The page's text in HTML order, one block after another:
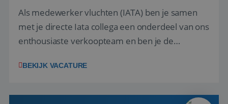
Als medewerker vluchten (IATA) ben je samen
met je directe Iata collega een onderdeel van ons
enthousiaste verkoopteam en ben je de
en tarieven waar je collega’s niet uitkomen.
kwaliteitsbewaking van alles wat met IATA te m...
BEKIJK VACATURE